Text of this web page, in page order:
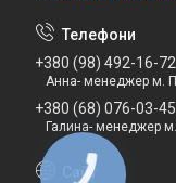
+380 (98) 492-16-72
Анна- менеджер м.
+380 (68) 076-03-45
Галина- менеджер